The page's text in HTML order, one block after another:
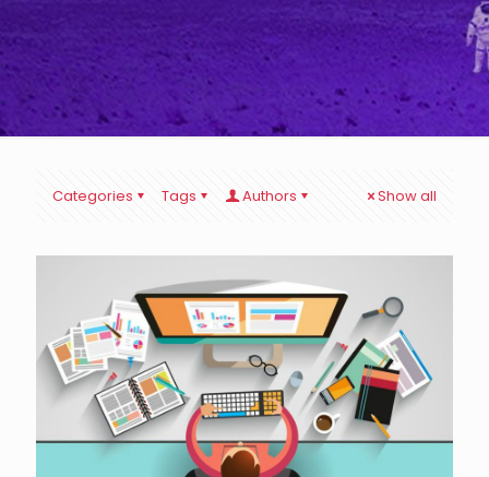
Categories Tags Authors Show all